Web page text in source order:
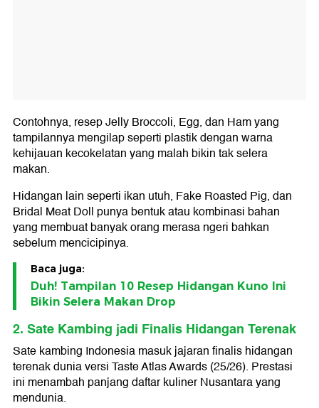
Contohnya, resep Jelly Broccoli, Egg, dan Ham yang
tampilannya mengilap seperti plastik dengan warna
kehijauan kecokelatan yang malah bikin tak selera
makan.
Hidangan lain seperti ikan utuh, Fake Roasted Pig, dan
Bridal Meat Doll punya bentuk atau kombinasi bahan
yang membuat banyak orang merasa ngeri bahkan
sebelum mencicipinya.
Baca juga:
Duh! Tampilan 10 Resep Hidangan Kuno Ini
Bikin Selera Makan Drop
2. Sate Kambing jadi Finalis Hidangan Terenak
Sate kambing Indonesia masuk jajaran finalis hidangan
terenak dunia versi Taste Atlas Awards (25/26). Prestasi
ini menambah panjang daftar kuliner Nusantara yang
mendunia.